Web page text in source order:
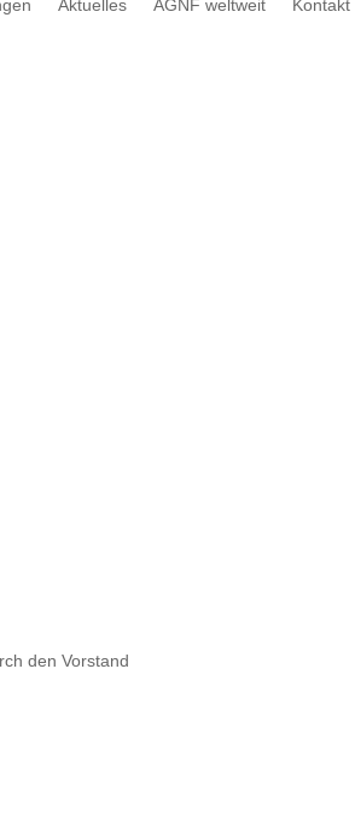
Aktuelles AGNF weltweit Kontakt
den Vorstand